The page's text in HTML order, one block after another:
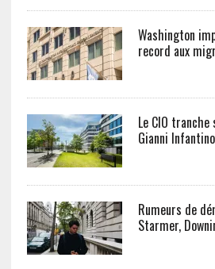
Washington
record aux
Le CIO
Gianni
Rumeurs de
Starmer,